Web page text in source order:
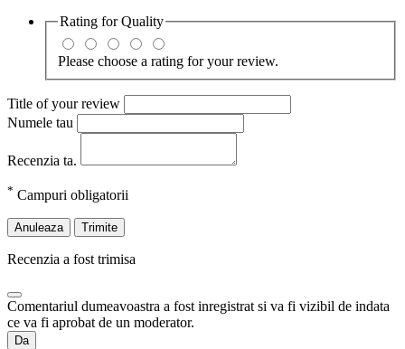
Rating forQuality
Please choose a rating for your review.
Title of your review
Numele tau
Recenzia ta.
* Campuri obligatorii
Anuleaza Trimite
Recenzia a fost trimisa
Comentariul dumeavoastra a fost inregistrat si va fi vizibil de indata
ce va fi aprobat de un moderator.
Da